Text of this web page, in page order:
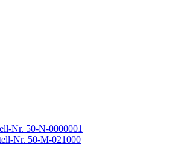
Nr. 50-N-0000001
Nr. 50-M-021000